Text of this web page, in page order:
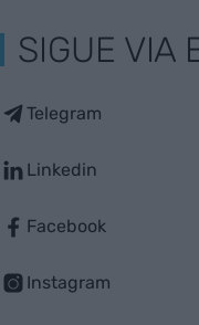
SIGUE VIA
Telegram
Linkedin
Facebook
Instagram